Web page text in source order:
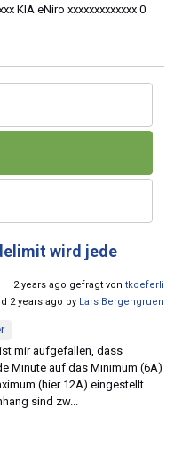
KIA eNiro xxxxxxxxxxxxx 0
wird jede
2 years ago gefragt von tkoeferli
2 years ago by Lars Bergengruen
mir aufgefallen, dass
Minute auf das Minimum (6A)
(hier 12A) eingestellt.
sind zw...